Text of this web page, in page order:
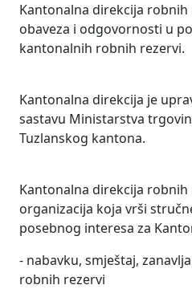
Kantonalna direkcija robnih
obaveza i odgovornosti u
kantonalnih robnih rezervi.
Kantonalna direkcija je
sastavu Ministarstva
Tuzlanskog kantona.
Kantonalna direkcija robnih
organizacija koja vrši
posebnog interesa za
- nabavku, smještaj,
robnih rezervi